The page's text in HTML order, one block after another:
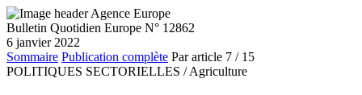
Bulletin Quotidien Europe N° 12862
6 janvier 2022
Sommaire Publication complète Par article 7 / 15
POLITIQUES SECTORIELLES / Agriculture